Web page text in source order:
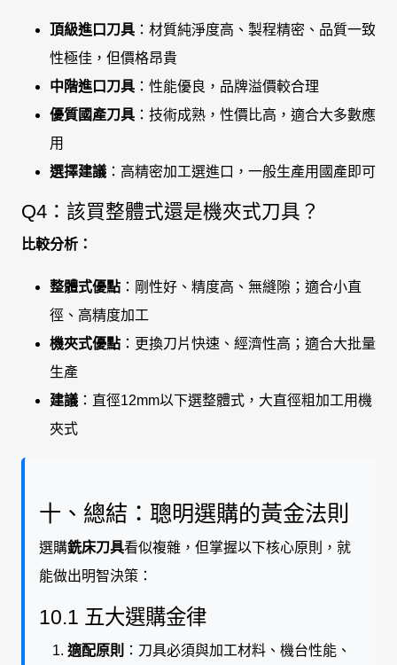
頂級進口刀具 ：材質純淨度高、製程精密、品質一致
性極佳，但價格昂貴
中階進口刀具 ：性能優良，品牌溢價較合理
優質國產刀具 ：技術成熟，性價比高，適合大多數應
用
選擇建議 ：高精密加工選進口，一般生產用國產即可
Q4：該買整體式還是機夾式刀具？
比較分析：
整體式優點 ：剛性好、精度高、無縫隙；適合小直
徑、高精度加工
機夾式優點 ：更換刀片快速、經濟性高；適合大批量
生產
建議 ：直徑12mm以下選整體式，大直徑粗加工用機
夾式
十、總結：聰明選購的黃金法則
選購銑床刀具看似複雜，但掌握以下核心原則，就
能做出明智決策：
10.1 五大選購金律
適配原則 ：刀具必須與加工材料、機台性能、